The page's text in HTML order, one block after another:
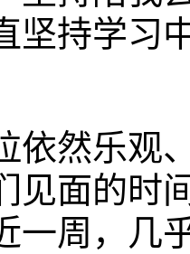
坚持学习
依然乐观
见面的时
一周，几